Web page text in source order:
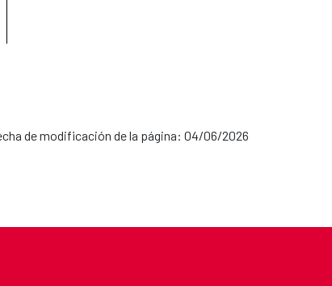
de modificación de la página: 04/06/2026